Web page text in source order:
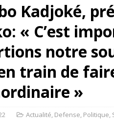
Kadjoké,
« C’est
notre
train de
»
Actualité, Defense, Politique,